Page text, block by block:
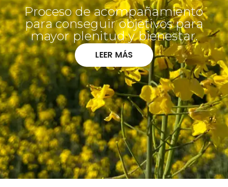
Proceso de acompañamiento
para conseguir objetivos para
mayor plenitud y bienestar.
LEER MÁS